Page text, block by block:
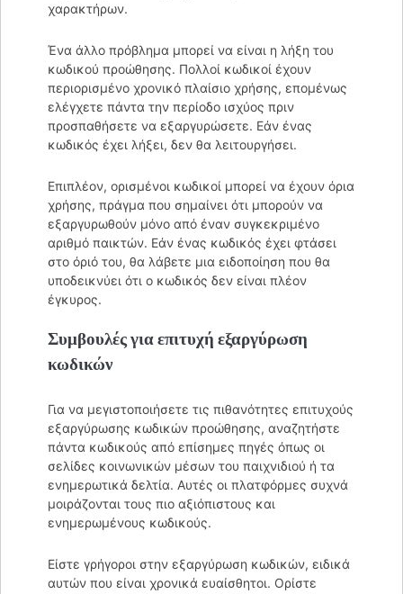
χαρακτήρων.
Ένα άλλο πρόβλημα μπορεί να είναι η λήξη του
κωδικού προώθησης. Πολλοί κωδικοί έχουν
περιορισμένο χρονικό πλαίσιο χρήσης, επομένως
ελέγχετε πάντα την περίοδο ισχύος πριν
προσπαθήσετε να εξαργυρώσετε. Εάν ένας
κωδικός έχει λήξει, δεν θα λειτουργήσει.
Επιπλέον, ορισμένοι κωδικοί μπορεί να έχουν όρια
χρήσης, πράγμα που σημαίνει ότι μπορούν να
εξαργυρωθούν μόνο από έναν συγκεκριμένο
αριθμό παικτών. Εάν ένας κωδικός έχει φτάσει
στο όριό του, θα λάβετε μια ειδοποίηση που θα
υποδεικνύει ότι ο κωδικός δεν είναι πλέον
έγκυρος.
Συμβουλές για επιτυχή εξαργύρωση
κωδικών
Για να μεγιστοποιήσετε τις πιθανότητες επιτυχούς
εξαργύρωσης κωδικών προώθησης, αναζητήστε
πάντα κωδικούς από επίσημες πηγές όπως οι
σελίδες κοινωνικών μέσων του παιχνιδιού ή τα
ενημερωτικά δελτία. Αυτές οι πλατφόρμες συχνά
μοιράζονται τους πιο αξιόπιστους και
ενημερωμένους κωδικούς.
Είστε γρήγοροι στην εξαργύρωση κωδικών, ειδικά
αυτών που είναι χρονικά ευαίσθητοι. Ορίστε